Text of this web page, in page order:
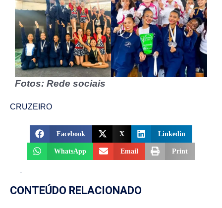
Fotos: Rede sociais
CRUZEIRO
Facebook X Linkedin
WhatsApp Email Print
CONTEÚDO RELACIONADO